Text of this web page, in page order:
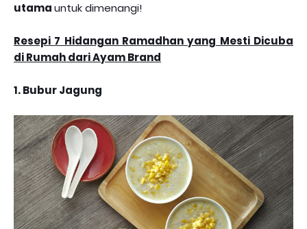
utamauntuk dimenangi!
Resepi 7 Hidangan Ramadhan yang Mesti Dicuba
di Rumah dari Ayam Brand
1. Bubur Jagung